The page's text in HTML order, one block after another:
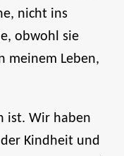
nicht ins
obwohl sie
meinem Leben,
ist. Wir haben
Kindheit und